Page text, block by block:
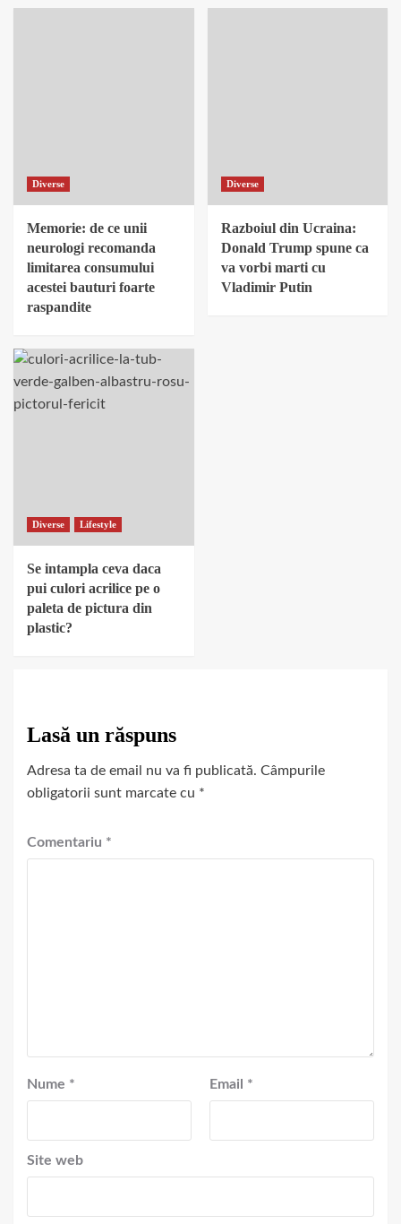
Diverse
Memorie: de ce unii
neurologi recomanda
limitarea consumului
acestei bauturi foarte
raspandite
Diverse
Razboiul din Ucraina:
Donald Trump spune ca
va vorbi marti cu
Vladimir Putin
Diverse Lifestyle
Se intampla ceva daca
pui culori acrilice pe o
paleta de pictura din
plastic?
Lasă un răspuns
Adresa ta de email nu va fi publicată. Câmpurile
obligatorii sunt marcate cu *
Comentariu *
Nume * Email *
Site web